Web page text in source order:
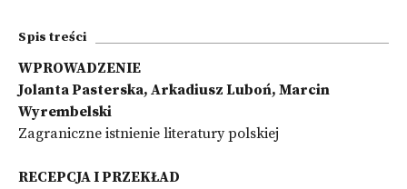
Spis treści
WPROWADZENIE
Jolanta Pasterska, Arkadiusz Luboń, Marcin
Wyrembelski
Zagraniczne istnienie literatury polskiej
RECEPCJA I PRZEKŁAD